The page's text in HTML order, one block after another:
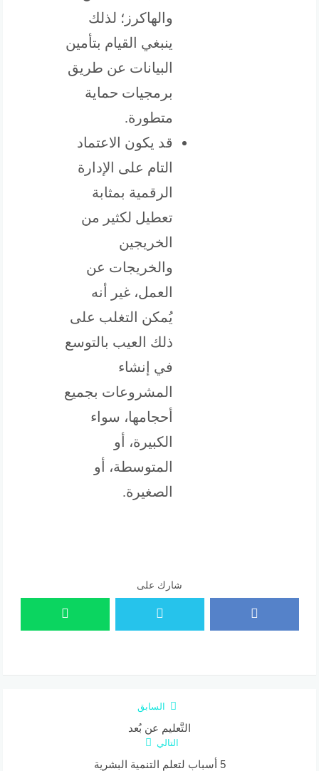
والهاكرز؛ لذلك
ينبغي القيام بتأمين
البيانات عن طريق
برمجيات حماية
متطورة.
قد يكون الاعتماد
التام على الإدارة
الرقمية بمثابة
تعطيل لكثير من
الخريجين
والخريجات عن
العمل، غير أنه
يُمكن التغلب على
ذلك العيب بالتوسع
في إنشاء
المشروعات بجميع
أحجامها، سواء
الكبيرة، أو
المتوسطة، أو
الصغيرة.
شارك على
السابق
التَّعليم عن بُعد
التالي
5 أسباب لتعلم التنمية البشرية